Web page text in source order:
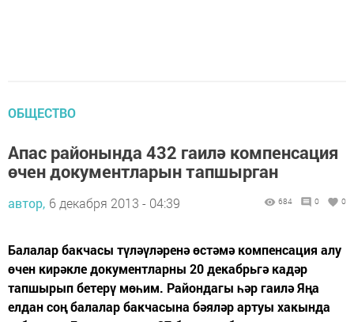
ОБЩЕСТВО
Апас районында 432 гаилә компенсация
өчен документларын тапшырган
автор, 6 декабря 2013 - 04:39 684 0 0
Балалар бакчасы түләүләренә өстәмә компенсация алу
өчен кирәкле документларны 20 декабрьгә кадәр
тапшырып бетерү мөһим. Райондагы һәр гаилә Яңа
елдан соң балалар бакчасына бәяләр артуы хакында